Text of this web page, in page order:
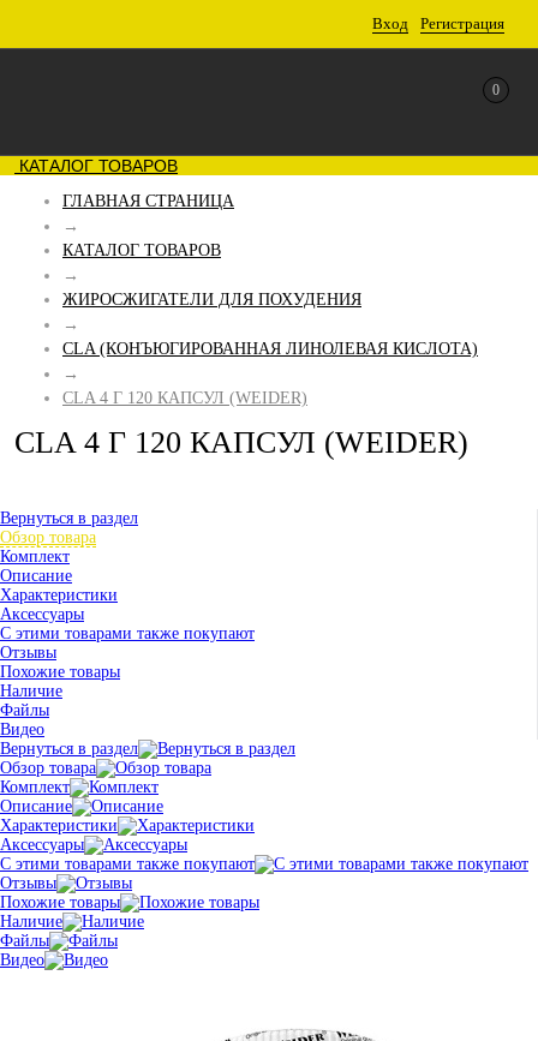
Вход Регистрация
0
КАТАЛОГ ТОВАРОВ
ГЛАВНАЯ СТРАНИЦА
→
КАТАЛОГ ТОВАРОВ
→
ЖИРОСЖИГАТЕЛИ ДЛЯ ПОХУДЕНИЯ
→
CLA (КОНЪЮГИРОВАННАЯ ЛИНОЛЕВАЯ КИСЛОТА)
→
CLA 4 Г 120 КАПСУЛ (WEIDER)
CLA 4 Г 120 КАПСУЛ (WEIDER)
Вернуться в раздел
Обзор товара
Комплект
Описание
Характеристики
Аксессуары
С этими товарами также покупают
Отзывы
Похожие товары
Наличие
Файлы
Видео
Вернуться в раздел
Обзор товара
Комплект
Описание
Характеристики
Аксессуары
С этими товарами также покупают
Отзывы
Похожие товары
Наличие
Файлы
Видео